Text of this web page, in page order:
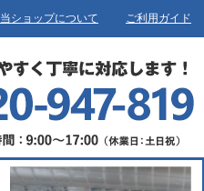
当ショップについて ご利用ガイド